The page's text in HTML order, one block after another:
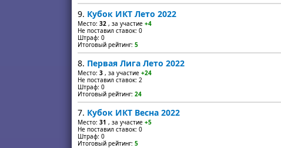
9. Кубок ИКТ Лето 2022
Место: 32 , за участие +4
Не поставил ставок: 0
Штраф: 0
Итоговый рейтинг: 5
8. Первая Лига Лето 2022
Место: 3 , за участие +24
Не поставил ставок: 2
Штраф: 0
Итоговый рейтинг: 24
7. Кубок ИКТ Весна 2022
Место: 31 , за участие +5
Не поставил ставок: 0
Штраф: 0
Итоговый рейтинг: 5